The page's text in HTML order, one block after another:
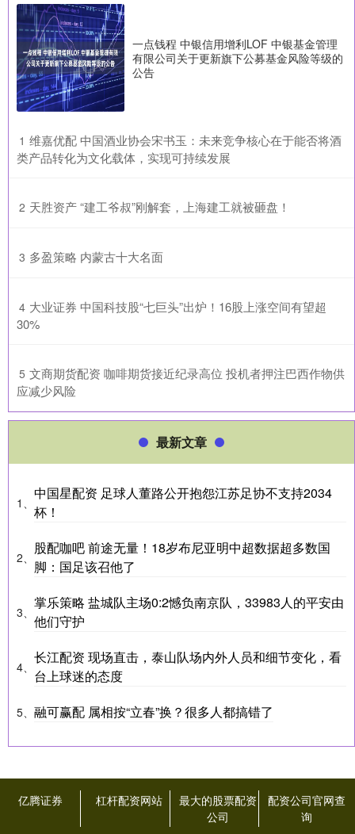
一点钱程 中银信用增利LOF 中银基金管理
有限公司关于更新旗下公募基金风险等级的
公告
1 ​维嘉优配 中国酒业协会宋书玉：未来竞争核心在于能否将酒
类产品转化为文化载体，实现可持续发展
2 ​天胜资产 “建工爷叔”刚解套，上海建工就被砸盘！
3 ​多盈策略 内蒙古十大名面
4 ​大业证券 中国科技股“七巨头”出炉！16股上涨空间有望超
30%
5 ​文商期货配资 咖啡期货接近纪录高位 投机者押注巴西作物供
应减少风险
最新文章
1、
中国星配资 足球人董路公开抱怨江苏足协不支持2034
杯！
2、
股配咖吧 前途无量！18岁布尼亚明中超数据超多数国
脚：国足该召他了
3、
掌乐策略 盐城队主场0:2憾负南京队，33983人的平安由
他们守护
4、
长江配资 现场直击，泰山队场内外人员和细节变化，看
台上球迷的态度
5、 融可赢配 属相按“立春”换？很多人都搞错了
亿腾证券 杠杆配资网站
最大的股票配资
公司
配资公司官网查
询